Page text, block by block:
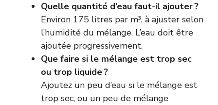
Quelle quantité d’eau faut-il ajouter ?
Environ 175 litres par m³, à ajuster selon
l’humidité du mélange. L’eau doit être
ajoutée progressivement.
Que faire si le mélange est trop sec
ou trop liquide ?
Ajoutez un peu d’eau si le mélange est
trop sec, ou un peu de mélange